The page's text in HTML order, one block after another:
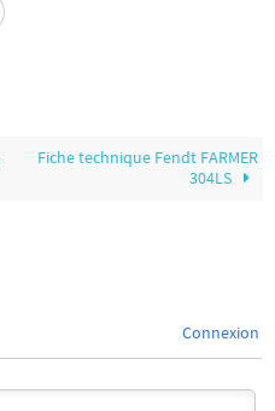
Fiche technique Fendt FARMER
304LS
Connexion